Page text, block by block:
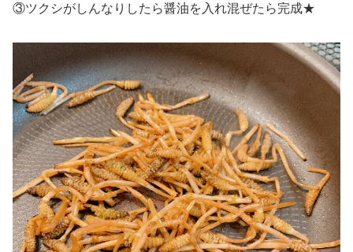
③ツクシがしんなりしたら醤油を入れ混ぜたら完成★